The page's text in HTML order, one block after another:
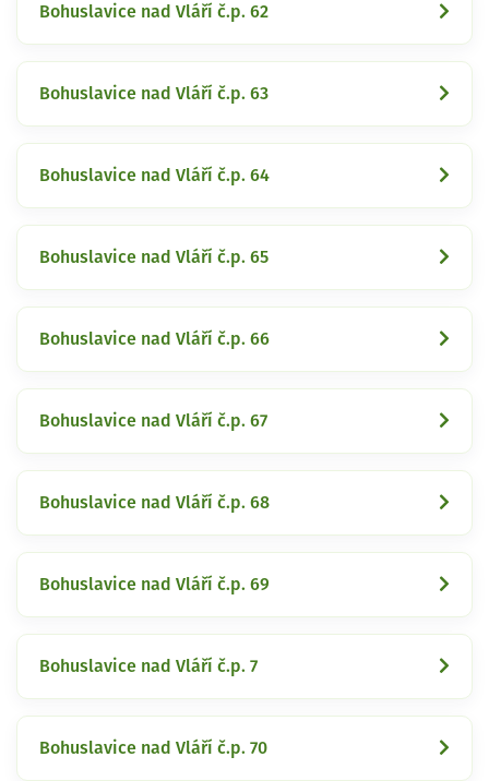
Bohuslavice nad Vláří č.p. 62
Bohuslavice nad Vláří č.p. 63
Bohuslavice nad Vláří č.p. 64
Bohuslavice nad Vláří č.p. 65
Bohuslavice nad Vláří č.p. 66
Bohuslavice nad Vláří č.p. 67
Bohuslavice nad Vláří č.p. 68
Bohuslavice nad Vláří č.p. 69
Bohuslavice nad Vláří č.p. 7
Bohuslavice nad Vláří č.p. 70